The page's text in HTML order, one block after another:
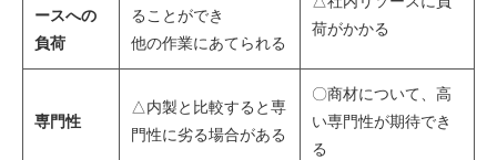
ースへの
負荷
ることができ
他の作業にあてられる
荷がかかる
専門性
△内製と比較すると専
門性に劣る場合がある
〇商材について、高
い専門性が期待でき
る